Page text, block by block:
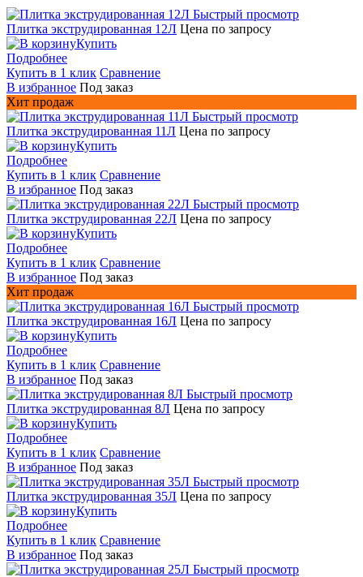
Быстрый просмотр
Плитка экструдированная 12Л Цена по запросу
Купить
Подробнее
Купить в 1 клик Сравнение
В избранное Под заказ
Хит продаж
Быстрый просмотр
Плитка экструдированная 11Л Цена по запросу
Купить
Подробнее
Купить в 1 клик Сравнение
В избранное Под заказ
Быстрый просмотр
Плитка экструдированная 22Л Цена по запросу
Купить
Подробнее
Купить в 1 клик Сравнение
В избранное Под заказ
Хит продаж
Быстрый просмотр
Плитка экструдированная 16Л Цена по запросу
Купить
Подробнее
Купить в 1 клик Сравнение
В избранное Под заказ
Быстрый просмотр
Плитка экструдированная 8Л Цена по запросу
Купить
Подробнее
Купить в 1 клик Сравнение
В избранное Под заказ
Быстрый просмотр
Плитка экструдированная 35Л Цена по запросу
Купить
Подробнее
Купить в 1 клик Сравнение
В избранное Под заказ
Быстрый просмотр